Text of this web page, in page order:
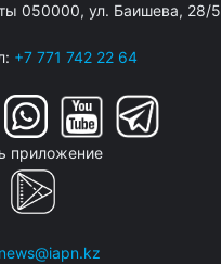
050000, ул. Баишева, 28/5
+7 771 742 22 64
приложение
news@iapn.kz